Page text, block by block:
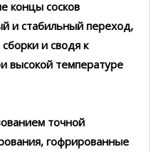
концы сосков
и стабильный переход,
и сводя к
высокой температуре
точной
гофрированные